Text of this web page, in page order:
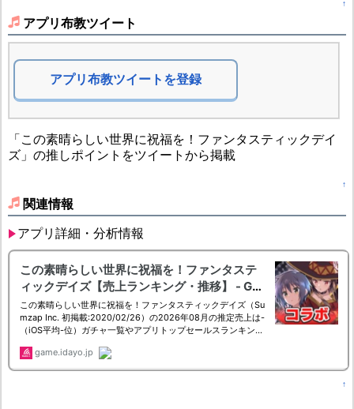
↑
アプリ布教ツイート
アプリ布教ツイートを登録
「この素晴らしい世界に祝福を！ファンタスティックデイ
ズ」の推しポイントをツイートから掲載
↑
関連情報
アプリ詳細・分析情報
↑